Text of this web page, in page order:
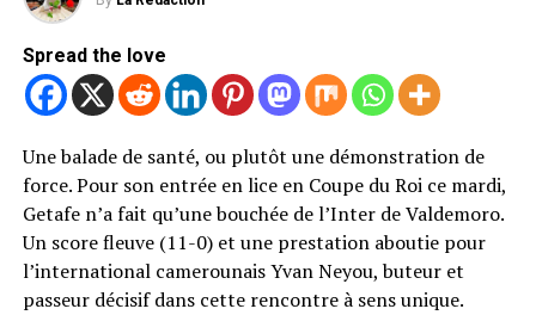
Spread the love
Une balade de santé, ou plutôt une démonstration de
force. Pour son entrée en lice en Coupe du Roi ce mardi,
Getafe n’a fait qu’une bouchée de l’Inter de Valdemoro.
Un score fleuve (11-0) et une prestation aboutie pour
l’international camerounais Yvan Neyou, buteur et
passeur décisif dans cette rencontre à sens unique.